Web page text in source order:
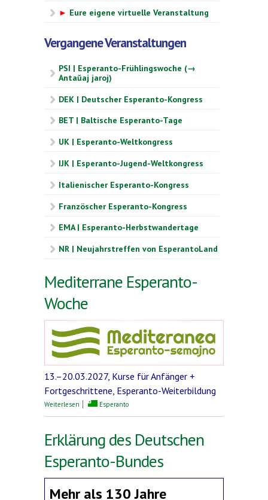
► Eure eigene virtuelle Veranstaltung
Vergangene Veranstaltungen
PSI | Esperanto-Frühlingswoche (→
Antaŭaj jaroj)
DEK | Deutscher Esperanto-Kongress
BET | Baltische Esperanto-Tage
UK | Esperanto-Weltkongress
IJK | Esperanto-Jugend-Weltkongress
Italienischer Esperanto-Kongress
Französcher Esperanto-Kongress
EMA | Esperanto-Herbstwandertage
NR | Neujahrstreffen von EsperantoLand
Mediterrane Esperanto-
Woche
13.–20.03.2027, Kurse für Anfänger +
Fortgeschrittene, Esperanto-Weiterbildung
Weiterlesen über Mediterrane Esperanto-Woche
Esperanto
Erklärung des Deutschen
Esperanto-Bundes
Mehr als 130 Jahre